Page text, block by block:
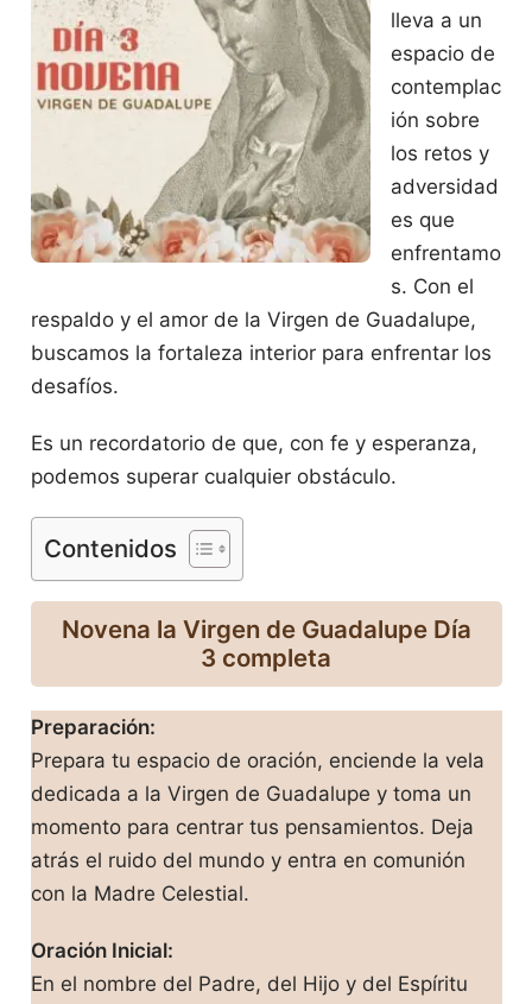
lleva a un
espacio de
contemplac
ión sobre
los retos y
adversidad
es que
enfrentamo
s. Con el
respaldo y el amor de la Virgen de Guadalupe,
buscamos la fortaleza interior para enfrentar los
desafíos.
Es un recordatorio de que, con fe y esperanza,
podemos superar cualquier obstáculo.
Contenidos
Novena la Virgen de Guadalupe Día
3 completa
Preparación:
Prepara tu espacio de oración, enciende la vela
dedicada a la Virgen de Guadalupe y toma un
momento para centrar tus pensamientos. Deja
atrás el ruido del mundo y entra en comunión
con la Madre Celestial.
Oración Inicial:
En el nombre del Padre, del Hijo y del Espíritu